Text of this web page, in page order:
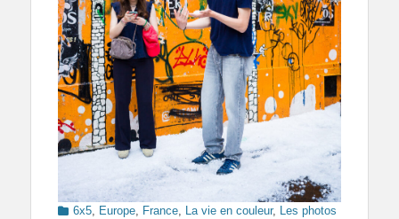
Categories
6x5 Europe France La vie en couleur, Les photos